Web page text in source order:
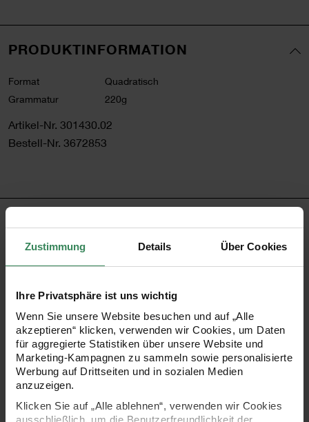
Zustimmung Details Über Cookies
Ihre Privatsphäre ist uns wichtig
Wenn Sie unsere Website besuchen und auf „Alle
akzeptieren“ klicken, verwenden wir Cookies, um Daten
für aggregierte Statistiken über unsere Website und
Marketing-Kampagnen zu sammeln sowie personalisierte
Werbung auf Drittseiten und in sozialen Medien
anzuzeigen.
Klicken Sie auf „Alle ablehnen“, verwenden wir Cookies
ausschließlich, um die Benutzerfreundlichkeit der
PRODUKTINFORMATION
Format
Quadratisch
Grammatur
220g
Artikel-Nr. 301430.02
Bestell-Nr. 3672853
Die Paper Poetry Renew Karten im quadratischen Format
Rico Design und sind die ideale Wahl für alle, die moderne
Gruß-, Dankes- oder Einladungskarten gestalten möchten.
Das Papier besticht durch seine charakteristische
Maserung und sorgt für einen besonders natürlichen Look.
Mit einer stabilen Grammatur von 220 g/m² bieten die
quadratischen Klappkarten die perfekte Grundlage für